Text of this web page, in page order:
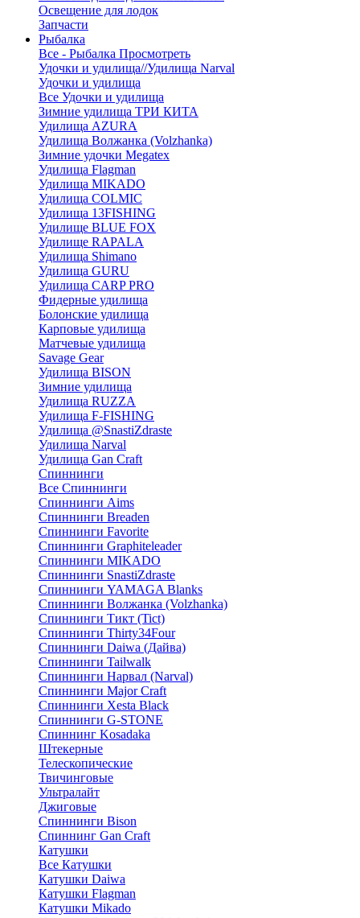
Освещение для лодок
Запчасти
Рыбалка
Все - Рыбалка Просмотреть
Удочки и удилища//Удилища Narval
Удочки и удилища
Все Удочки и удилища
Зимние удилища ТРИ КИТА
Удилища AZURA
Удилища Волжанка (Volzhanka)
Зимние удочки Megatex
Удилища Flagman
Удилища MIKADO
Удилища COLMIC
Удилища 13FISHING
Удилище BLUE FOX
Удилище RAPALA
Удилища Shimano
Удилища GURU
Удилища CARP PRO
Фидерные удилища
Болонские удилища
Карповые удилища
Матчевые удилища
Savage Gear
Удилища BISON
Зимние удилища
Удилища RUZZA
Удилища F-FISHING
Удилища @SnastiZdraste
Удилища Narval
Удилища Gan Craft
Спиннинги
Все Спиннинги
Спиннинги Aims
Спиннинги Breaden
Спиннинги Favorite
Спиннинги Graphiteleader
Спиннинги MIKADO
Спиннинги SnastiZdraste
Спиннинги YAMAGA Blanks
Спиннинги Волжанка (Volzhanka)
Спиннинги Тикт (Tict)
Спиннинги Thirty34Four
Спиннинги Daiwa (Дайва)
Спиннинги Tailwalk
Спиннинги Нарвал (Narval)
Спиннинги Major Craft
Спиннинги Xesta Black
Спиннинги G-STONE
Спиннинг Kosadaka
Штекерные
Телескопические
Твичинговые
Ультралайт
Джиговые
Спиннинги Bison
Спиннинг Gan Craft
Катушки
Все Катушки
Катушки Daiwa
Катушки Flagman
Катушки Mikado